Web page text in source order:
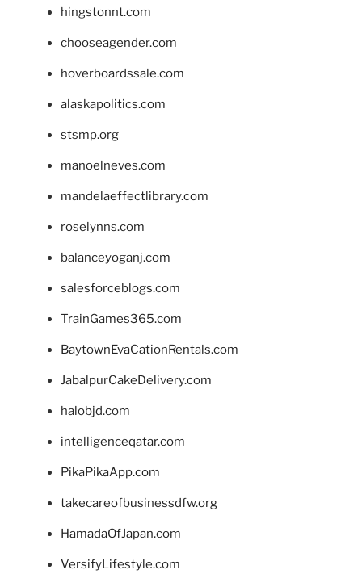
hingstonnt.com
chooseagender.com
hoverboardssale.com
alaskapolitics.com
stsmp.org
manoelneves.com
mandelaeffectlibrary.com
roselynns.com
balanceyoganj.com
salesforceblogs.com
TrainGames365.com
BaytownEvaCationRentals.com
JabalpurCakeDelivery.com
halobjd.com
intelligenceqatar.com
PikaPikaApp.com
takecareofbusinessdfw.org
HamadaOfJapan.com
VersifyLifestyle.com